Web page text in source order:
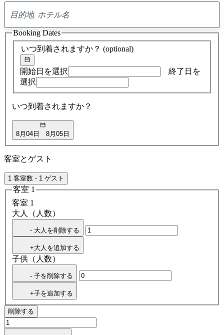
ア
ド
バ
イ
検
索
いつ到着されますか？ (optional)
開始日を選択
終了日を
選択
いつ到着されますか？
8月04日 8月05日
Booking Dates
客室とゲスト
1 客室数 - 1 ゲスト
客室 1
客室 1
大人（人数）
- 大人を削除する
+大人を追加する
子供（人数）
- 子を削除する
+子を追加する
削除する